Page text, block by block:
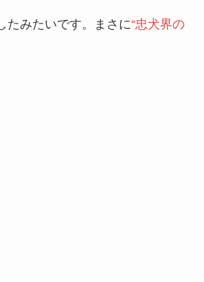
たみたいです。まさに“忠犬界の